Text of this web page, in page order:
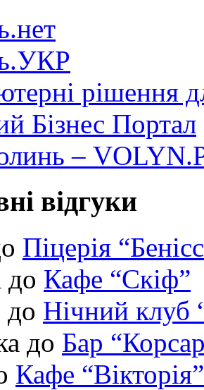
рішення
Бізнес Портал
–
відгуки
Піцерія
до Кафе “Скіф”
до Нічний клуб
до Бар
Кафе “Вікторія”